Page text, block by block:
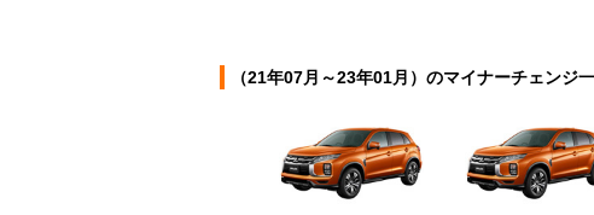
（21年07月～23年01月）のマイナーチェンジ